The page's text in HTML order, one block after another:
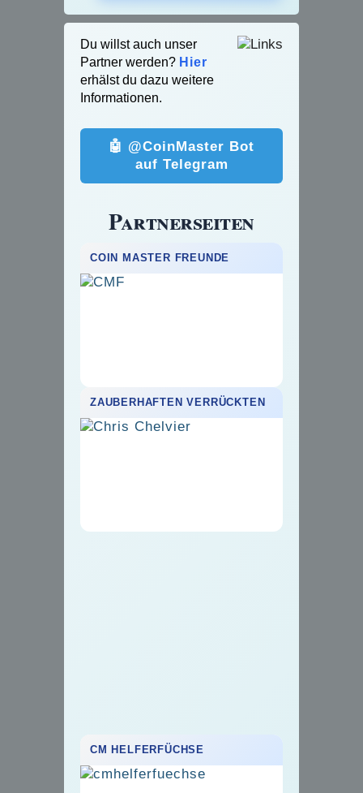
Du willst auch unser
Partner werden? Hier
erhälst du dazu weitere
Informationen.
🤖 @CoinMaster Bot
auf Telegram
Partnerseiten
COIN MASTER FREUNDE
ZAUBERHAFTEN VERRÜCKTEN
CM HELFERFÜCHSE